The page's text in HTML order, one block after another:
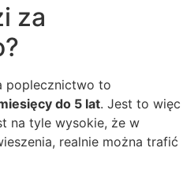
za
poplecznictwo to
do 5 lat. Jest to więc
na tyle wysokie, że w
realnie można trafić